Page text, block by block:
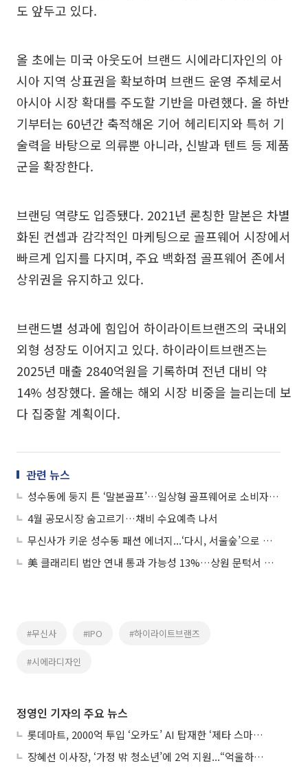
도 앞두고 있다.
올 초에는 미국 아웃도어 브랜드 시에라디자인의 아
시아 지역 상표권을 확보하며 브랜드 운영 주체로서
아시아 시장 확대를 주도할 기반을 마련했다. 올 하반
기부터는 60년간 축적해온 기어 헤리티지와 특허 기
술력을 바탕으로 의류뿐 아니라, 신발과 텐트 등 제품
군을 확장한다.
브랜딩 역량도 입증됐다. 2021년 론칭한 말본은 차별
화된 컨셉과 감각적인 마케팅으로 골프웨어 시장에서
빠르게 입지를 다지며, 주요 백화점 골프웨어 존에서
상위권을 유지하고 있다.
브랜드별 성과에 힘입어 하이라이트브랜즈의 국내외
외형 성장도 이어지고 있다. 하이라이트브랜즈는
2025년 매출 2840억원을 기록하며 전년 대비 약
14% 성장했다. 올해는 해외 시장 비중을 늘리는데 보
다 집중할 계획이다.
관련 뉴스
성수동에 둥지 튼 ‘말본골프’…일상형 골프웨어로 소비자층 확대
4월 공모시장 숨고르기…채비 수요예측 나서
무신사가 키운 성수동 패션 에너지...‘다시, 서울숲’으로 확장 중
美 클래리티 법안 연내 통과 가능성 13%…상원 문턱서 제동
#무신사 #IPO #하이라이트브랜즈
#시에라디자인
정영인 기자의 주요 뉴스
롯데마트, 2000억 투입 ‘오카도’ AI 탑재한 ‘제타 스마트센터’...온라인 장보기 판 바꾼다
장혜선 이사장, ‘가정 밖 청소년’에 2억 지원...“억울하고 아파도 단단해지길”